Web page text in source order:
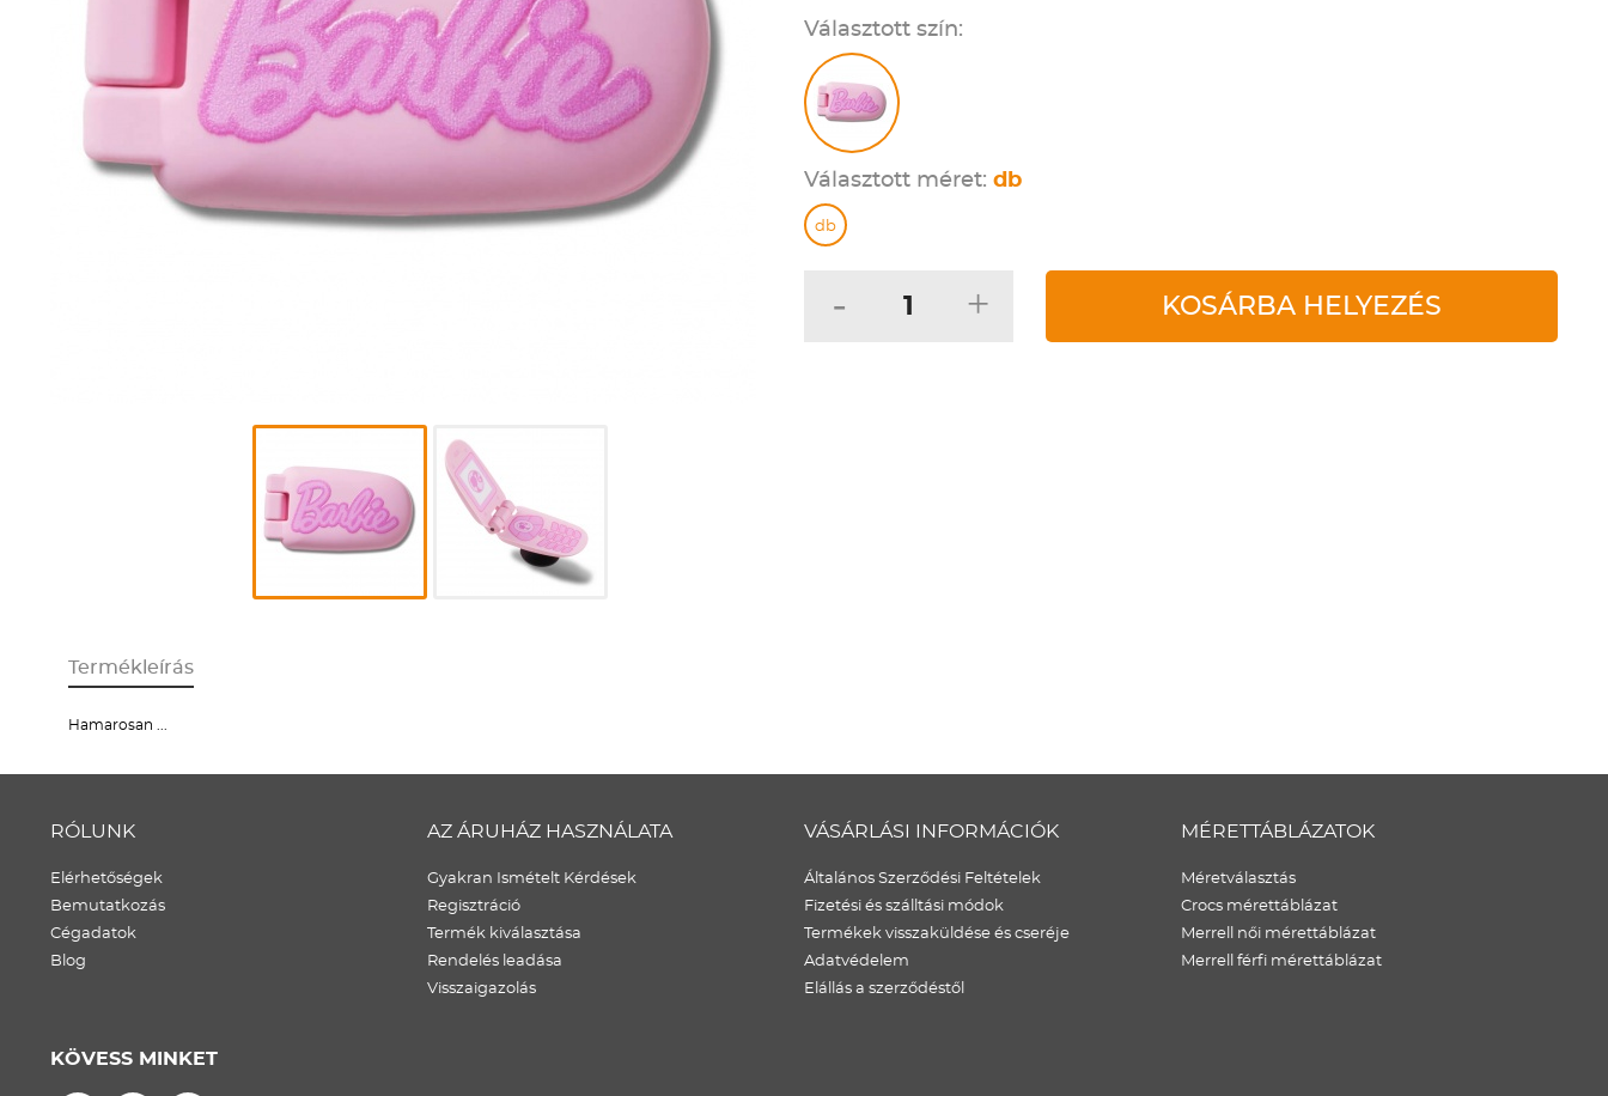
Választott szín:
Választott méret: db
db
- + KOSÁRBA HELYEZÉS
Termékleírás
Hamarosan ...
RÓLUNK
Elérhetőségek
Bemutatkozás
Cégadatok
Blog
AZ ÁRUHÁZ HASZNÁLATA
Gyakran Ismételt Kérdések
Regisztráció
Termék kiválasztása
Rendelés leadása
Visszaigazolás
VÁSÁRLÁSI INFORMÁCIÓK
Általános Szerződési Feltételek
Fizetési és szálltási módok
Termékek visszaküldése és cseréje
Adatvédelem
Elállás a szerződéstől
MÉRETTÁBLÁZATOK
Méretválasztás
Crocs mérettáblázat
Merrell női mérettáblázat
Merrell férfi mérettáblázat
KÖVESS MINKET